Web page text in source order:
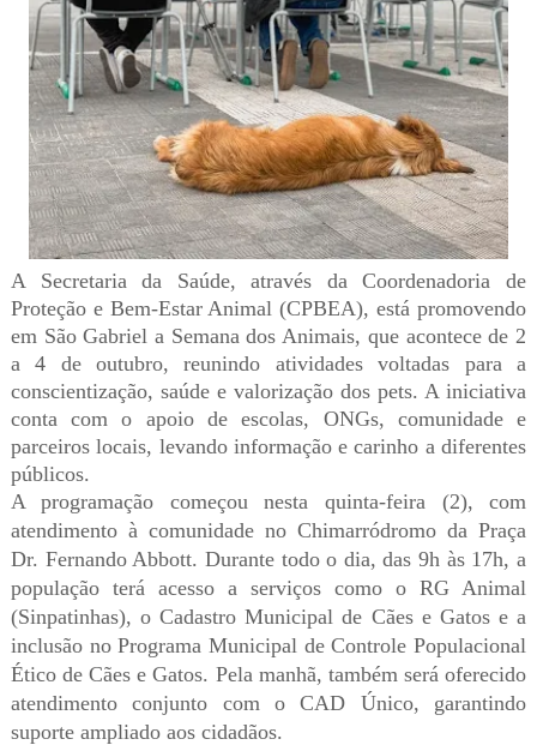
A Secretaria da Saúde, através da Coordenadoria de
Proteção e Bem-Estar Animal (CPBEA), está promovendo
em São Gabriel a Semana dos Animais, que acontece de 2
a 4 de outubro, reunindo atividades voltadas para a
conscientização, saúde e valorização dos pets. A iniciativa
conta com o apoio de escolas, ONGs, comunidade e
parceiros locais, levando informação e carinho a diferentes
públicos.
A programação começou nesta quinta-feira (2), com
atendimento à comunidade no Chimarródromo da Praça
Dr. Fernando Abbott. Durante todo o dia, das 9h às 17h, a
população terá acesso a serviços como o RG Animal
(Sinpatinhas), o Cadastro Municipal de Cães e Gatos e a
inclusão no Programa Municipal de Controle Populacional
Ético de Cães e Gatos. Pela manhã, também será oferecido
atendimento conjunto com o CAD Único, garantindo
suporte ampliado aos cidadãos.